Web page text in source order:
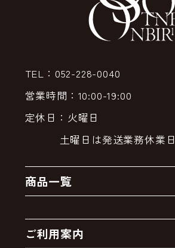
TEL：052-228-0040
営業時間：10:00-19:00
定休日：火曜日
土曜日は発送業務休業日
商品一覧
クーポン
ご利用案内